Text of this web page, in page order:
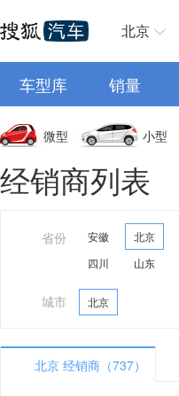
北京
车型库 销量
微型 小型
经销商列表
省份 安徽 北京
四川
山东
城市 北京
北京 经销商（737）